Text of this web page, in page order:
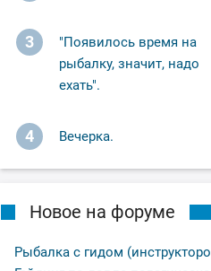
3
"Появилось время на
рыбалку, значит, надо
ехать".
4 Вечерка.
Новое на форуме
Рыбалка с гидом